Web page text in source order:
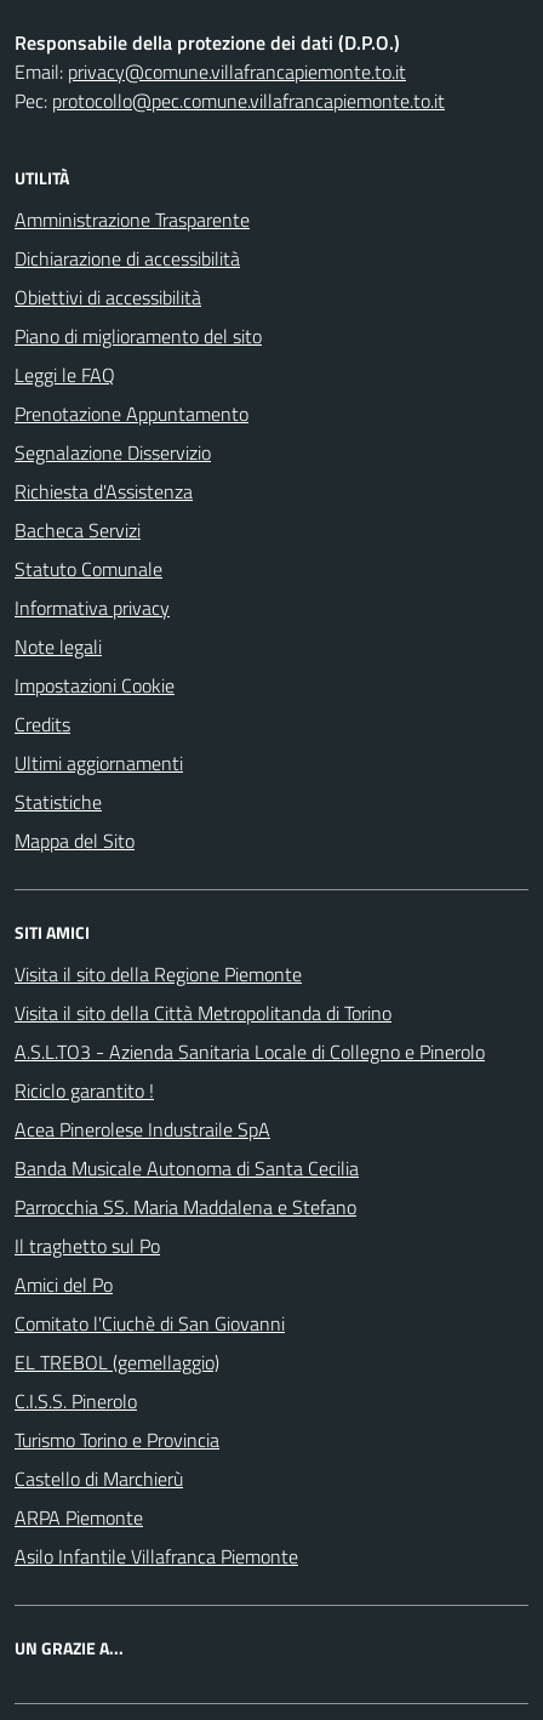
Responsabile della protezione dei dati (D.P.O.)
Email: privacy@comune.villafrancapiemonte.to.it
Pec: protocollo@pec.comune.villafrancapiemonte.to.it
UTILITÀ
Amministrazione Trasparente
Dichiarazione di accessibilità
Obiettivi di accessibilità
Piano di miglioramento del sito
Leggi le FAQ
Prenotazione Appuntamento
Segnalazione Disservizio
Richiesta d'Assistenza
Bacheca Servizi
Statuto Comunale
Informativa privacy
Note legali
Impostazioni Cookie
Credits
Ultimi aggiornamenti
Statistiche
Mappa del Sito
SITI AMICI
Visita il sito della Regione Piemonte
Visita il sito della Città Metropolitanda di Torino
A.S.L.TO3 - Azienda Sanitaria Locale di Collegno e Pinerolo
Riciclo garantito !
Acea Pinerolese Industraile SpA
Banda Musicale Autonoma di Santa Cecilia
Parrocchia SS. Maria Maddalena e Stefano
Il traghetto sul Po
Amici del Po
Comitato l'Ciuchè di San Giovanni
EL TREBOL (gemellaggio)
C.I.S.S. Pinerolo
Turismo Torino e Provincia
Castello di Marchierù
ARPA Piemonte
Asilo Infantile Villafranca Piemonte
UN GRAZIE A...